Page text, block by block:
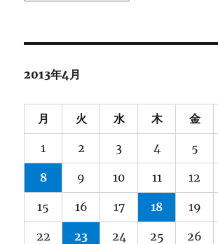
ブ
2013年4月
月 火 水 木 金
1 2 3 4 5
8 9 10 11 12
15 16 17 18 19
22 23 24 25 26